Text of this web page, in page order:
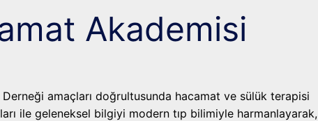
Akademisi
Derneği amaçları doğrultusunda hacamat ve sülük terapisi
ile geleneksel bilgiyi modern tıp bilimiyle harmanlayarak,